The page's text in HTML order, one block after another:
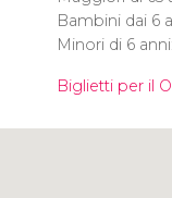
Bambini dai 6
Minori di 6
Biglietti per il